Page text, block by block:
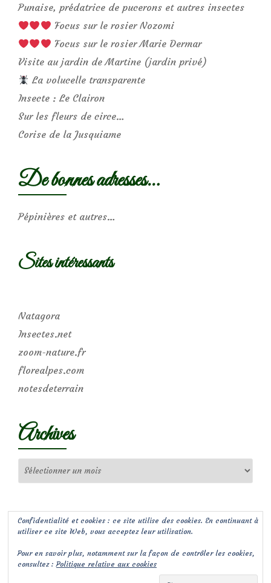
Punaise, prédatrice de pucerons et autres insectes
Focus sur le rosier Nozomi
Focus sur le rosier Marie Dermar
Visite au jardin de Martine (jardin privé)
La volucelle transparente
Insecte : Le Clairon
Sur les fleurs de circe…
Corise de la Jusquiame
De bonnes adresses…
Pépinières et autres…
Sites intéressants
Natagora
Insectes.net
zoom-nature.fr
florealpes.com
notesdeterrain
Archives
Confidentialité et cookies : ce site utilise des cookies. En continuant à
utiliser ce site Web, vous acceptez leur utilisation.
Pour en savoir plus, notamment sur la façon de contrôler les cookies,
consultez :Politique relative aux cookies